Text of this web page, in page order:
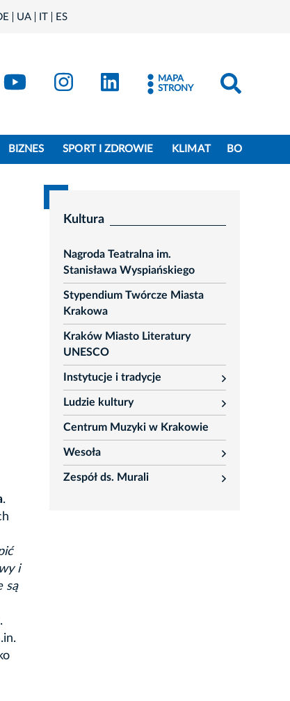
UA IT ES
- X
Kraków - YouTube
Kraków - Instagram
Kraków - LinkedIn
MAPA
STRONY
BIZNES SPORT I ZDROWIE KLIMAT BO
.
i
są
Kultura
Nagroda Teatralna im.
Stanisława Wyspiańskiego
Stypendium Twórcze Miasta
Krakowa
Kraków Miasto Literatury
UNESCO
Instytucje i tradycje
rozwiń
Ludzie kultury
rozwiń
Centrum Muzyki w Krakowie
Wesoła
rozwiń
Zespół ds. Murali
rozwiń